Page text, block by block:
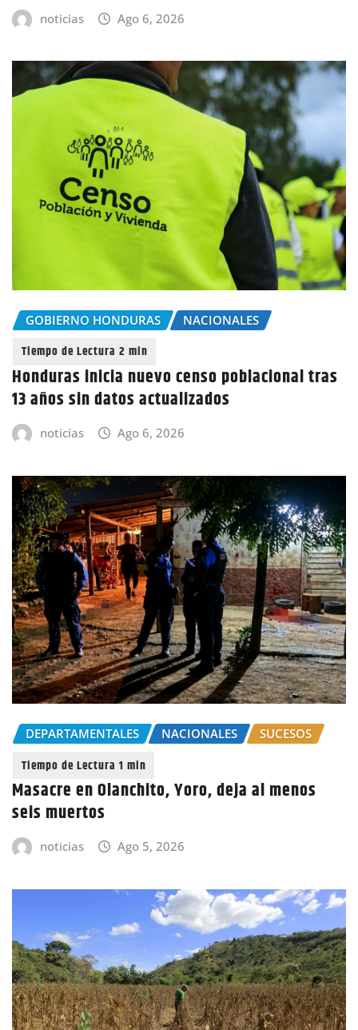
noticias Ago 6, 2026
GOBIERNO HONDURAS NACIONALES
Honduras inicia nuevo censo poblacional tras
13 años sin datos actualizados
noticias Ago 6, 2026
DEPARTAMENTALES NACIONALES SUCESOS
Masacre en Olanchito, Yoro, deja al menos
seis muertos
noticias Ago 5, 2026